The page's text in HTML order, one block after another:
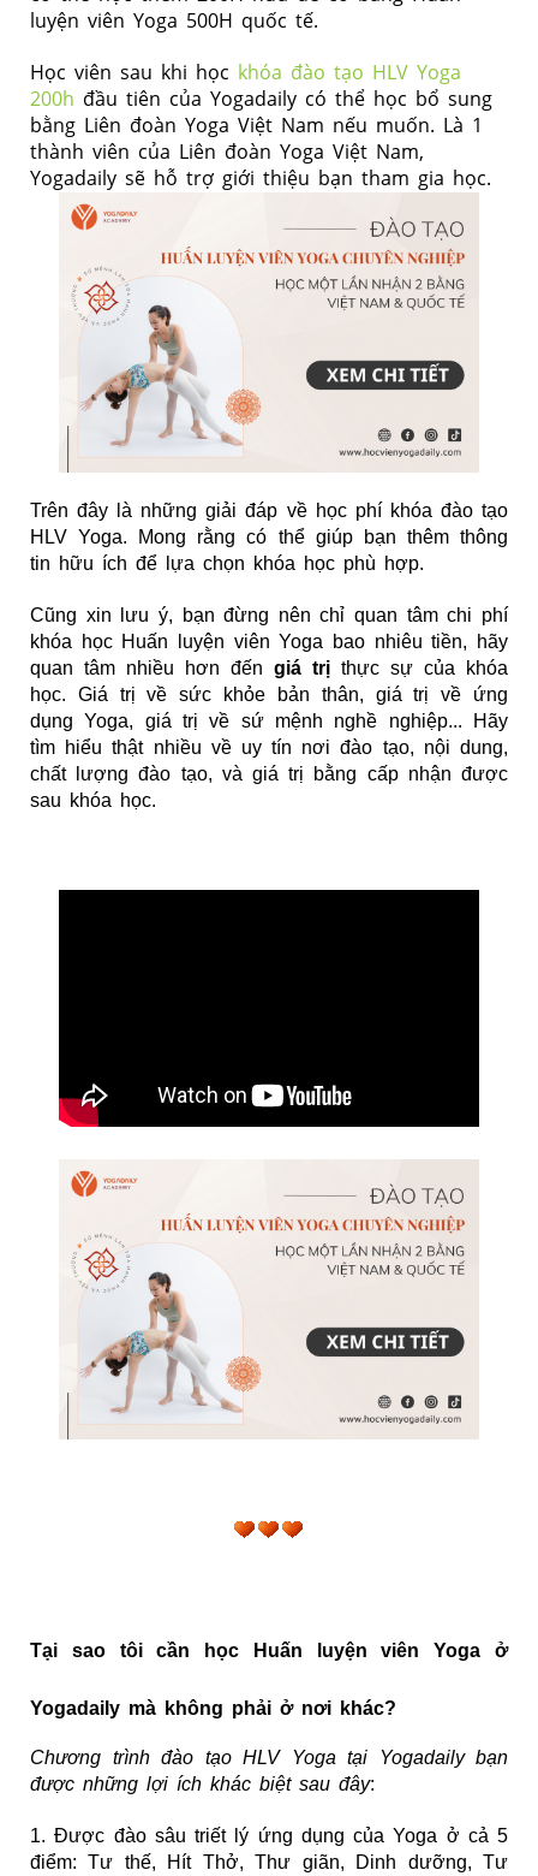
luyện viên Yoga 500H quốc tế.
Học viên sau khi học khóa đào tạo HLV Yoga
200h đầu tiên của Yogadaily có thể học bổ sung
bằng Liên đoàn Yoga Việt Nam nếu muốn. Là 1
thành viên của Liên đoàn Yoga Việt Nam,
Yogadaily sẽ hỗ trợ giới thiệu bạn tham gia học.
Trên đây là những giải đáp về học phí khóa đào tạo
HLV Yoga. Mong rằng có thể giúp bạn thêm thông
tin hữu ích để lựa chọn khóa học phù hợp.
Cũng xin lưu ý, bạn đừng nên chỉ quan tâm chi phí
khóa học Huấn luyện viên Yoga bao nhiêu tiền, hãy
quan tâm nhiều hơn đến giá trị thực sự của khóa
học. Giá trị về sức khỏe bản thân, giá trị về ứng
dụng Yoga, giá trị về sứ mệnh nghề nghiệp... Hãy
tìm hiểu thật nhiều về uy tín nơi đào tạo, nội dung,
chất lượng đào tạo, và giá trị bằng cấp nhận được
sau khóa học.
Tại sao tôi cần học Huấn luyện viên Yoga ở
Yogadaily mà không phải ở nơi khác?
Chương t​rình đào tạo HLV Yoga tại Yogadaily bạn
được những lợi ích khác biệt sau đây:
1. Được đào sâu triết lý ứng dụng của Yoga ở cả 5
điểm: Tư thế, Hít Thở, Thư giãn, Dinh dưỡng, Tư